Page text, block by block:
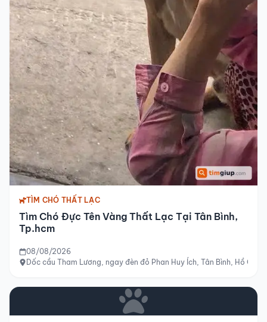
TÌM CHÓ THẤT LẠC
Tìm Chó Đực Tên Vàng Thất Lạc Tại Tân Bình,
Tp.hcm
08/08/2026
Dốc cầu Tham Lương, ngay đèn đỏ Phan Huy Ích, Tân Bình, Hồ Chí